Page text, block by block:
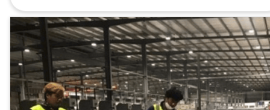
ละเอียดเพิ่ม
เติม https://www.jatgroundexpert.com/solutions/
repair-thai.html